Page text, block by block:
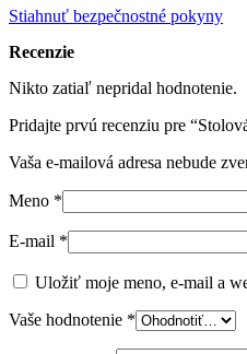
Stiahnuť bezpečnostné pokyny
Recenzie
Nikto zatiaľ nepridal hodnotenie.
Pridajte prvú recenziu pre
Vaša e-mailová adresa nebude
Meno *
E-mail *
Uložiť moje meno, e-mail a
Vaše hodnotenie *